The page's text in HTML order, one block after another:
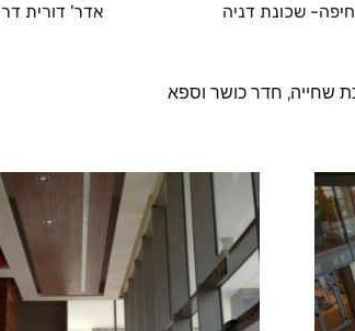
חיפה- שכונת דניה אדר' דורית דר